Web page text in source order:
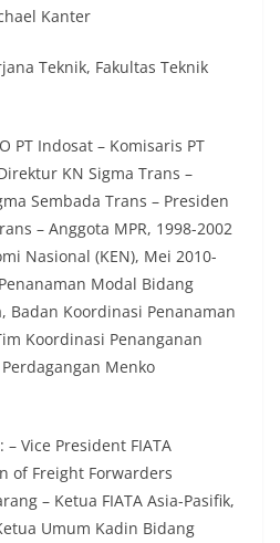
Kanter
Teknik, Fakultas Teknik
PT Indosat – Komisaris PT
KN Sigma Trans –
Sembada Trans – Presiden
– Anggota MPR, 1998-2002
Nasional (KEN), Mei 2010-
Modal Bidang
Badan Koordinasi Penanaman
Koordinasi Penanganan
Menko
Vice President FIATA
of Freight Forwarders
– Ketua FIATA Asia-Pasifik,
Umum Kadin Bidang